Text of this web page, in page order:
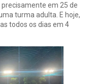
em 25 de
turma adulta. E hoje,
todos os dias em 4